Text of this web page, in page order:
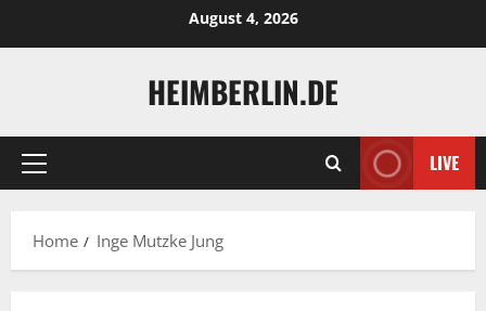
August 4, 2026
HEIMBERLIN.DE
Primary
LIVE
Home Inge Mutzke Jung